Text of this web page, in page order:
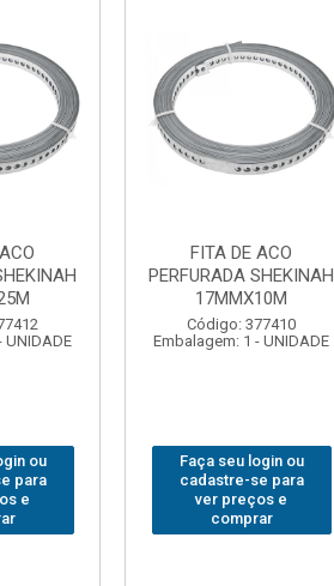
UNIDADE
ou
para
e
FITA DE ACO
PERFURADA SHEKINAH
17MMX10M
Código: 377410
Embalagem: 1 - UNIDADE
Faça seu login ou
cadastre-se para
ver preços e
comprar